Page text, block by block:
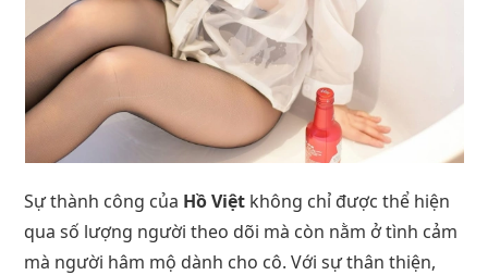
Sự thành công của Hồ Việt không chỉ được thể hiện
qua số lượng người theo dõi mà còn nằm ở tình cảm
mà người hâm mộ dành cho cô. Với sự thân thiện,